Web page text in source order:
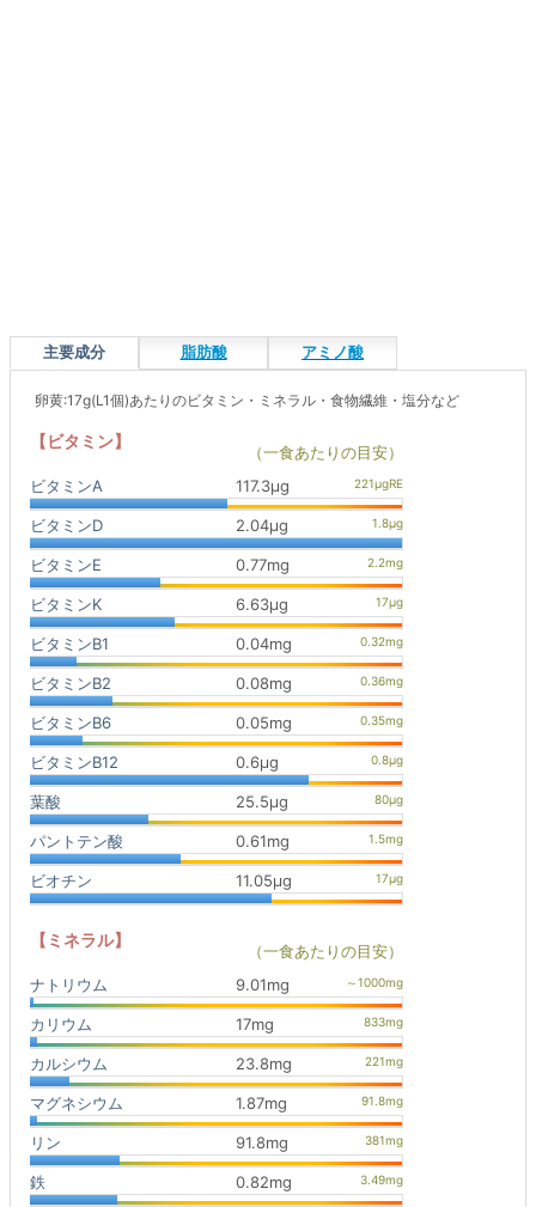
主要成分 脂肪酸 アミノ酸
卵黄:17g(L1個)あたりのビタミン・ミネラル・食物繊維・塩分など
【ビタミン】
（一食あたりの目安）
ビタミンA
117.3μg
ビタミンD 2.04μg
ビタミンE 0.77mg
ビタミンK 6.63μg
ビタミンB1 0.04mg
ビタミンB2 0.08mg
ビタミンB6 0.05mg
ビタミンB12 0.6μg
葉酸 25.5μg
パントテン酸 0.61mg
ビオチン 11.05μg
【ミネラル】
（一食あたりの目安）
ナトリウム
9.01mg
カリウム 17mg
カルシウム 23.8mg
マグネシウム 1.87mg
リン 91.8mg
鉄 0.82mg